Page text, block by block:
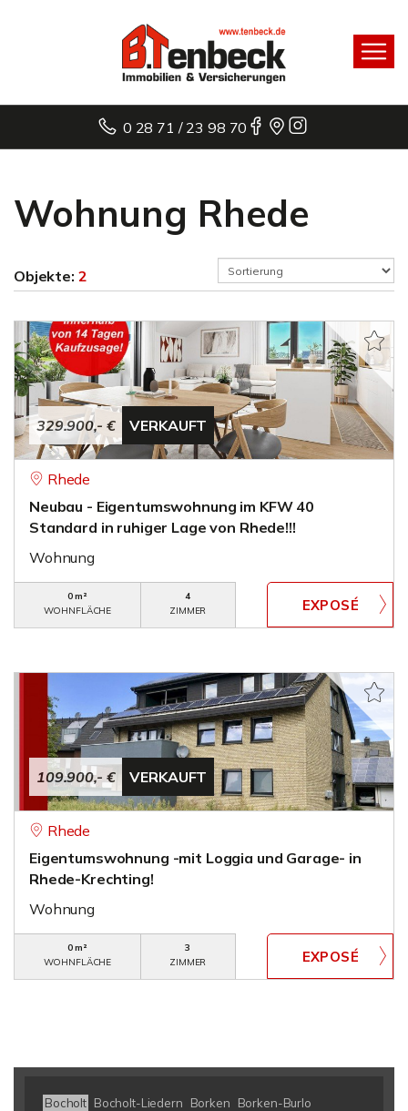
0 28 71 / 23 98 70
Wohnung Rhede
Objekte: 2
329.900,- € VERKAUFT
Rhede
Neubau - Eigentumswohnung im KFW 40
Standard in ruhiger Lage von Rhede!!!
Wohnung
0 m²
WOHNFLÄCHE
4
ZIMMER
109.900,- € VERKAUFT
Rhede
Eigentumswohnung -mit Loggia und Garage- in
Rhede-Krechting!
Wohnung
0 m²
WOHNFLÄCHE
3
ZIMMER
Bocholt Bocholt-Liedern Borken
Borken-Burlo